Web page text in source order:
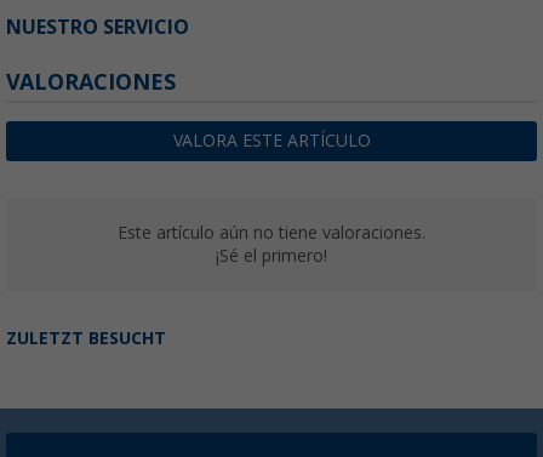
NUESTRO SERVICIO
VALORACIONES
VALORA ESTE ARTÍCULO
Este artículo aún no tiene valoraciones.
¡Sé el primero!
ZULETZT BESUCHT